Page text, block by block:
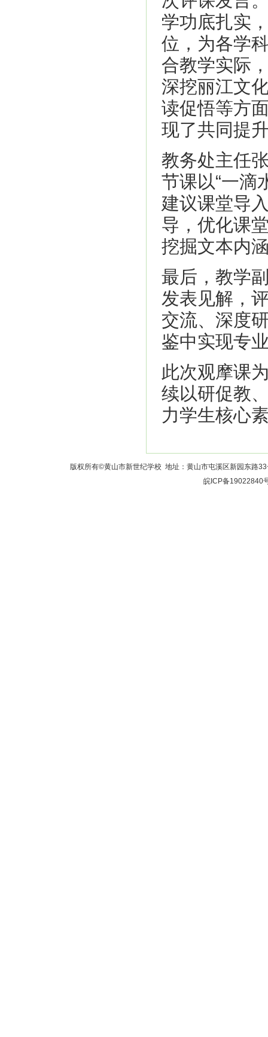
学功底扎实
位，为各学
合教学实际
深挖丽江文
读促悟等方
现了共同提
教务处主任
节课以“一滴
建议课堂导
导，优化课
挖掘文本内
最后，教学
发表见解，
交流、深度
鉴中实现专
此次观摩课
续以研促教
力学生核心
版权所有©黄山市新世纪学校 地址：黄山市屯溪区新园东路
皖ICP备19022840